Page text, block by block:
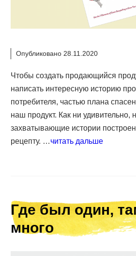
Опубликовано 28.11.2020
Чтобы создать продающийся
написать интересную историю
потребителя, частью плана
наш продукт. Как ни удивительно,
захватывающие истории
рецепту. …читать дальше
Где был один,
много